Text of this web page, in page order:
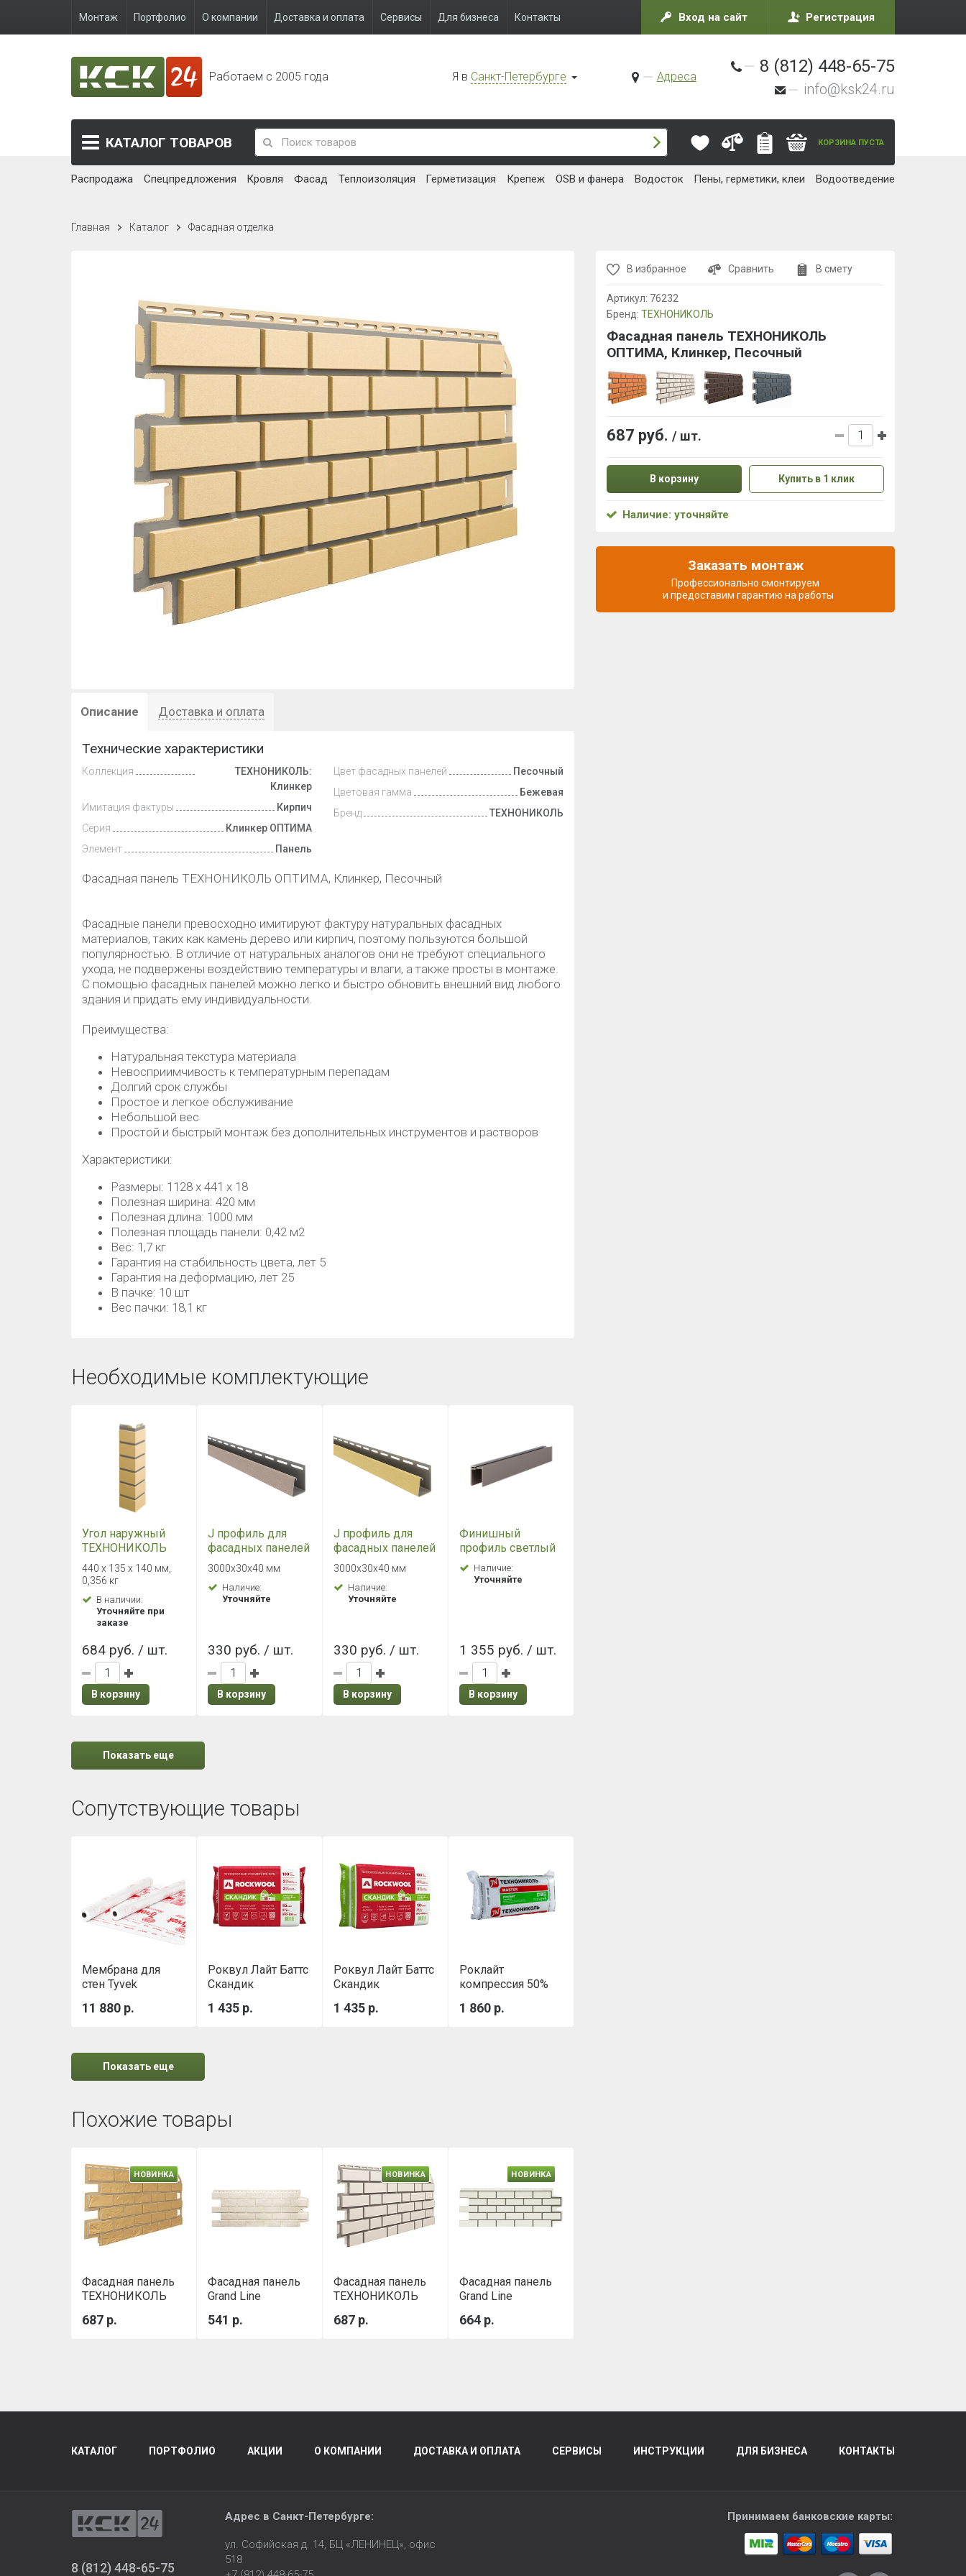
Монтаж Портфолио О компании Доставка и оплата Сервисы Для бизнеса Контакты Вход на сайт Регистрация
Работаем с 2005 года Я в Санкт-Петербурге Адреса
8 (812) 448-65-75
info@ksk24.ru
КАТАЛОГ ТОВАРОВ КОРЗИНА ПУСТА
Распродажа Спецпредложения Кровля Фасад Теплоизоляция Герметизация Крепеж OSB и фанера Водосток Пены, герметики, клеи Водоотведение
Главная Каталог Фасадная отделка
Описание Доставка и оплата
Технические характеристики
Коллекция
ТЕХНОНИКОЛЬ:
Клинкер
Имитация фактуры
Кирпич
Серия
Клинкер ОПТИМА
Элемент
Панель
Цвет фасадных панелей
Песочный
Цветовая гамма
Бежевая
Бренд
ТЕХНОНИКОЛЬ
Фасадная панель ТЕХНОНИКОЛЬ ОПТИМА, Клинкер, Песочный
Фасадные панели превосходно имитируют фактуру натуральных фасадных
материалов, таких как камень дерево или кирпич, поэтому пользуются большой
популярностью. В отличие от натуральных аналогов они не требуют специального
ухода, не подвержены воздействию температуры и влаги, а также просты в монтаже.
С помощью фасадных панелей можно легко и быстро обновить внешний вид любого
здания и придать ему индивидуальности.
Преимущества:
Натуральная текстура материала
Невосприимчивость к температурным перепадам
Долгий срок службы
Простое и легкое обслуживание
Небольшой вес
Простой и быстрый монтаж без дополнительных инструментов и растворов
Характеристики:
Размеры: 1128 х 441 х 18
Полезная ширина: 420 мм
Полезная длина: 1000 мм
Полезная площадь панели: 0,42 м2
Вес: 1,7 кг
Гарантия на стабильность цвета, лет 5
Гарантия на деформацию, лет 25
В пачке: 10 шт
Вес пачки: 18,1 кг
Необходимые комплектующие
Угол наружный
ТЕХНОНИКОЛЬ
ОПТИМА Клинкер
Песочный
440 х 135 х 140 мм,
0,356 кг
В наличии:
Уточняйте при
заказе
684 руб. / шт.
В корзину
J профиль для
фасадных панелей
ТЕХНОНИКОЛЬ
(фуга светлая)
3000х30х40 мм
Наличие:
Уточняйте
330 руб. / шт.
В корзину
J профиль для
фасадных панелей
ТЕХНОНИКОЛЬ
(песочный)
3000х30х40 мм
Наличие:
Уточняйте
330 руб. / шт.
В корзину
Финишный
профиль светлый
ТЕХНОНИКОЛЬ
универсальный, 3
Наличие:
Уточняйте
1 355 руб. / шт.
В корзину
Показать еще
Сопутствующие товары
Мембрана для
стен Tyvek
м
11 880 р.
Роквул Лайт Баттс
Скандик
0,288м3/уп
1 435 р.
Роквул Лайт Баттс
Скандик
0,288м3/уп
1 435 р.
Роклайт
компрессия 50%
0.432 м3/уп)
1 860 р.
Показать еще
Похожие товары
НОВИНКА
Фасадная панель
ТЕХНОНИКОЛЬ
Бежевый
687 р.
Фасадная панель
Grand Line
кирпич Classic
541 р.
НОВИНКА
Фасадная панель
ТЕХНОНИКОЛЬ
Слоновая кость
687 р.
НОВИНКА
Фасадная панель
Grand Line
кирпич Design
664 р.
В избранное Сравнить В смету
Артикул: 76232
Бренд: ТЕХНОНИКОЛЬ
Фасадная панель ТЕХНОНИКОЛЬ
ОПТИМА, Клинкер, Песочный
687 руб. / шт.
В корзину Купить в 1 клик
Наличие: уточняйте
Заказать монтаж
Профессионально смонтируем
и предоставим гарантию на работы
КАТАЛОГ ПОРТФОЛИО АКЦИИ О КОМПАНИИ ДОСТАВКА И ОПЛАТА СЕРВИСЫ ИНСТРУКЦИИ ДЛЯ БИЗНЕСА КОНТАКТЫ
8 (812) 448-65-75
Адрес в Санкт-Петербурге:
ул. Софийская д. 14, БЦ «ЛЕНИНЕЦ», офис
518
Принимаем банковские карты: